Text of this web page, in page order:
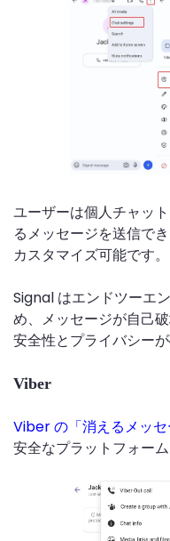
ユーザーは個人チャッ
るメッセージを送信で
カスタマイズ可能です。
Signal はエンドツーエ
め、メッセージが自己
安全性とプライバシーが
Viber
Viber の「消えるメッ
安全なプラットフォー